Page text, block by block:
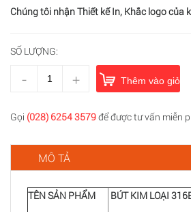
Chúng tôi nhận Thiết kế In, Khắc logo của
SỐ LƯỢNG:
- + Thêm vào giỏ
Gọi (028) 6254 3579để được tư vấn miễn
MÔ TẢ
TÊN SẢN PHẨM
BÚT KIM LOẠI